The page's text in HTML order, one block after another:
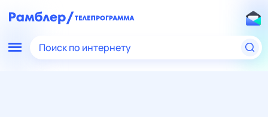
Поиск по интернету